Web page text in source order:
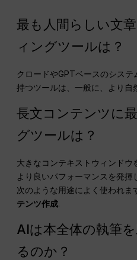
最も人間らしい文
ィングツールは？
クロードやGPTベースのシス
持つツールは、一般に、より自
長文コンテンツに
グツールは？
大きなコンテキストウィンド
より良いパフォーマンスを発
次のような用途によく使われま
テンツ作成.
AIは本全体の執筆
るのか？